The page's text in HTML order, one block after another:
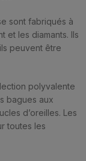
sont fabriqués à
et les diamants. Ils
peuvent être
polyvalente
bagues aux
d’oreilles. Les
toutes les